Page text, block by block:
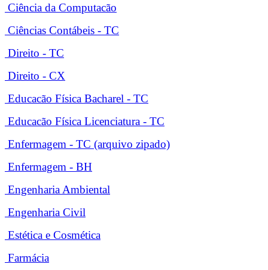
Ciência da Computacão
Ciências Contábeis - TC
Direito - TC
Direito - CX
Educacão Física Bacharel - TC
Educacão Física Licenciatura - TC
Enfermagem - TC (arquivo zipado)
Enfermagem - BH
Engenharia Ambiental
Engenharia Civil
Estética e Cosmética
Farmácia